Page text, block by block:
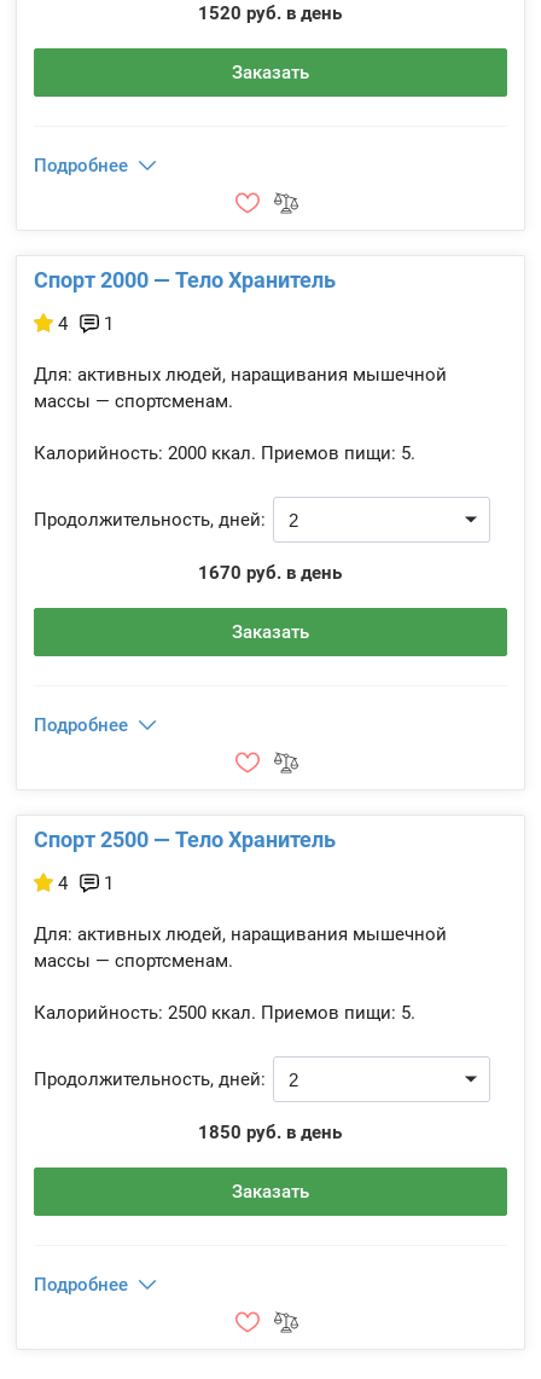
1520 руб. в день
Заказать
Подробнее
Спорт 2000 — Тело Хранитель
4 1
Для: активных людей, наращивания мышечной
массы — спортсменам.
Калорийность: 2000 ккал. Приемов пищи: 5.
Продолжительность, дней:
1670 руб. в день
Заказать
Подробнее
Спорт 2500 — Тело Хранитель
4 1
Для: активных людей, наращивания мышечной
массы — спортсменам.
Калорийность: 2500 ккал. Приемов пищи: 5.
Продолжительность, дней:
1850 руб. в день
Заказать
Подробнее